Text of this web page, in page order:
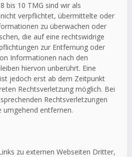
bis 10 TMG sind wir als
verpflichtet, übermittelte oder
zu überwachen oder
die auf eine rechtswidrige
zur Entfernung oder
Informationen nach den
hiervon unberührt. Eine
jedoch erst ab dem Zeitpunkt
Rechtsverletzung möglich. Bei
Rechtsverletzungen
umgehend entfernen.
zu externen Webseiten Dritter,